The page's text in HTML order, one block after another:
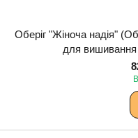
Оберіг "Жіноча надія"
для